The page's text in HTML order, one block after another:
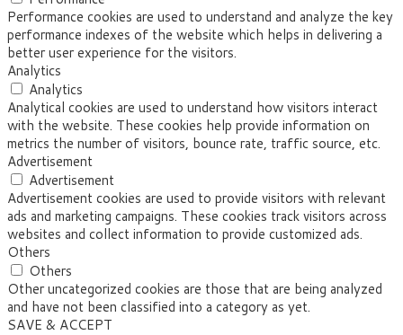
Performance cookies are used to understand and analyze the key
performance indexes of the website which helps in delivering a
better user experience for the visitors.
Analytics
Analytics
Analytical cookies are used to understand how visitors interact
with the website. These cookies help provide information on
metrics the number of visitors, bounce rate, traffic source, etc.
Advertisement
Advertisement
Advertisement cookies are used to provide visitors with relevant
ads and marketing campaigns. These cookies track visitors across
websites and collect information to provide customized ads.
Others
Others
Other uncategorized cookies are those that are being analyzed
and have not been classified into a category as yet.
SAVE & ACCEPT